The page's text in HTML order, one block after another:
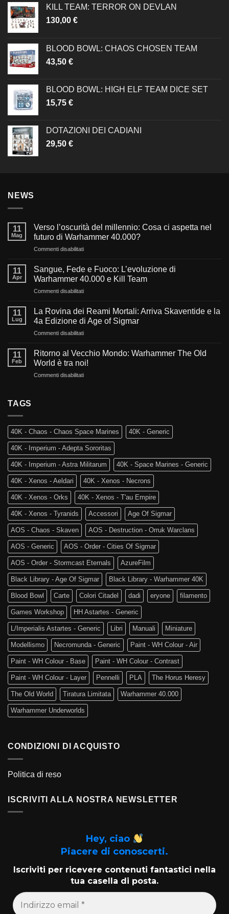
KILL TEAM: TERROR ON DEVLAN
130,00 €
BLOOD BOWL: CHAOS CHOSEN TEAM
43,50 €
BLOOD BOWL: HIGH ELF TEAM DICE SET
15,75 €
DOTAZIONI DEI CADIANI
29,50 €
NEWS
11
Mag
Verso l’oscurità del millennio: Cosa ci aspetta nel
futuro di Warhammer 40.000?
Commenti disabilitatisu
l’oscurità
del
millennio:
Cosa
aspetta
nel
futuro
di
40.000?
11
Apr
Sangue, Fede e Fuoco: L’evoluzione di
Warhammer 40.000 e Kill Team
Commenti disabilitatisu
Fede
e
Fuoco:
L’evoluzione
Warhammer
40.000
Kill
11
Lug
La Rovina dei Reami Mortali: Arriva Skaventide e la
4a Edizione di Age of Sigmar
Commenti disabilitatisu
Rovina
dei
Reami
Mortali:
Edizione
di
Age
of
Sigmar
11
Feb
Ritorno al Vecchio Mondo: Warhammer The Old
World è tra noi!
Commenti disabilitatisu
The
Old
World
tra
noi!
TAGS
40K - Chaos - Chaos Space Marines 40K - Generic
40K - Imperium - Adepta Sororitas
40K - Imperium - Astra Militarum 40K - Space Marines - Generic
40K - Xenos - Aeldari 40K - Xenos - Necrons
40K - Xenos - Orks 40K - Xenos - T'au Empire
40K - Xenos - Tyranids Accessori Age Of Sigmar
AOS - Chaos - Skaven AOS - Destruction - Orruk Warclans
AOS - Generic AOS - Order - Cities Of Sigmar
AOS - Order - Stormcast Eternals AzureFilm
Black Library - Age Of Sigmar Black Library - Warhammer 40K
Blood Bowl Carte Colori Citadel dadi eryone filamento
Games Workshop HH Astartes - Generic
L/Imperialis Astartes - Generic Libri Manuali Miniature
Modellismo Necromunda - Generic Paint - WH Colour - Air
Paint - WH Colour - Base Paint - WH Colour - Contrast
Paint - WH Colour - Layer Pennelli PLA The Horus Heresy
The Old World Tiratura Limitata Warhammer 40.000
Warhammer Underworlds
CONDIZIONI DI ACQUISTO
Politica di reso
ISCRIVITI ALLA NOSTRA NEWSLETTER
Hey, ciao
Piacere di conoscerti.
Iscriviti per ricevere contenuti fantastici nella
tua casella di posta.